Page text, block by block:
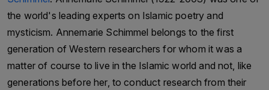
influential families in Pakistan. Their economic
and political activities span various sectors,
including textiles, cement and the media. Under
the leadership of Hameed Haroon, the Dawn
Media Group has become one of Pakistan’s
the world's leading experts on Islamic poetry and
mysticism. Annemarie Schimmel belongs to the first
generation of Western researchers for whom it was a
matter of course to live in the Islamic world and not, like
generations before her, to conduct research from their